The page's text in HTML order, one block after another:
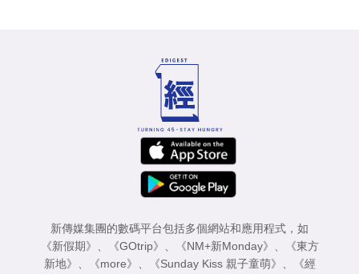
新傳媒集團的數碼平台包括多個網站和應用程式，如
《新假期》
《GOtrip》 《NM+新Monday》
《東方
新地》
《more》 《Sunday Kiss 親子童萌》
《經